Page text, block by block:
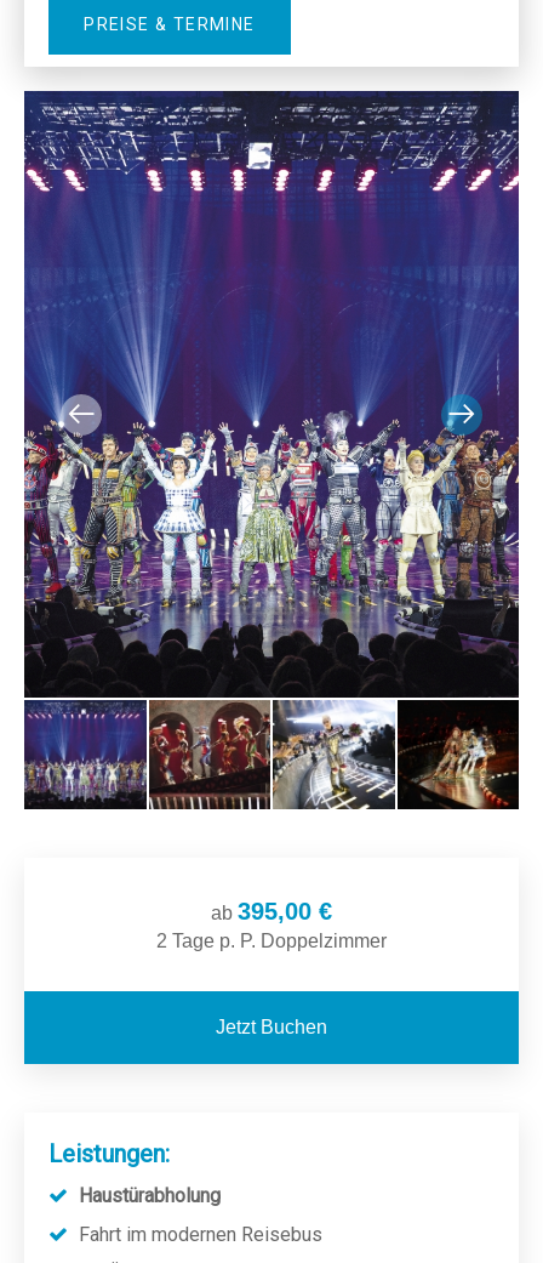
PREISE & TERMINE
ab 395,00 €
2 Tage p. P. Doppelzimmer
Jetzt Buchen
Leistungen:
Haustürabholung
Fahrt im modernen Reisebus